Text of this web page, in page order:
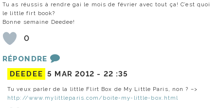
Tu as réussis à rendre gai le mois de février avec tout ça! C’est quoi
le little firt book?
Bonne semaine Deedee!
0
RÉPONDRE
DEEDEE 5 MAR 2012 - 22 :35
Tu veux parler de la little Flirt Box de My Little Paris, non ? –>
http://www.mylittleparis.com/boite-my-little-box.html